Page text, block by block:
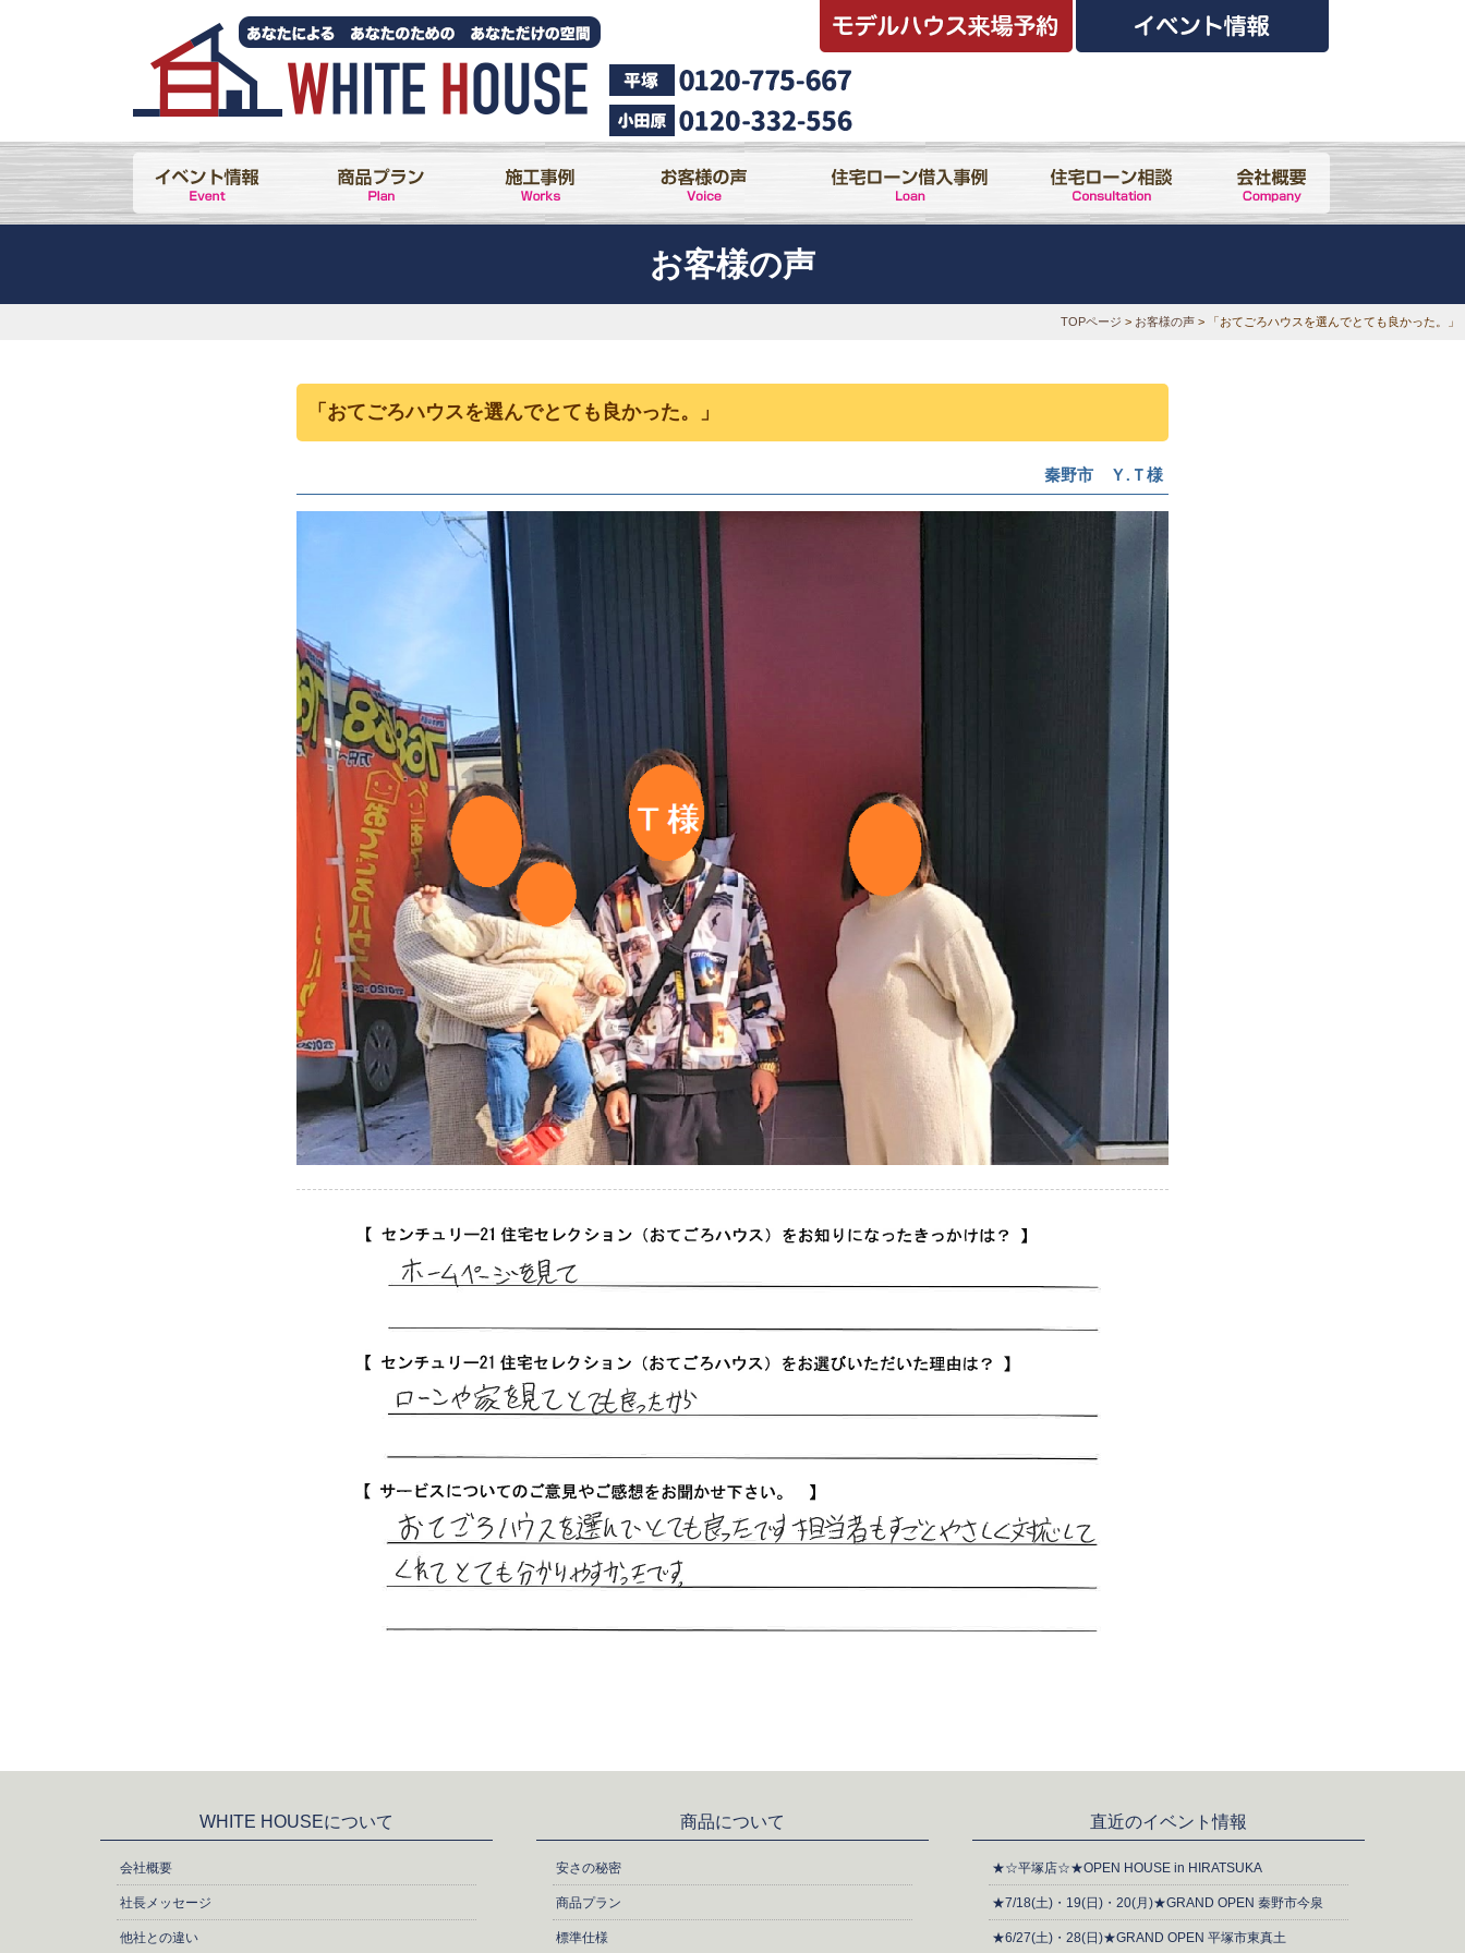
お客様の声
TOPページ > お客様の声 > 「おてごろハウスを選んでとても良かった。」
「おてごろハウスを選んでとても良かった。」
秦野市 Ｙ.Ｔ様
WHITE HOUSEについて
会社概要
社長メッセージ
他社との違い
商品について
安さの秘密
商品プラン
標準仕様
直近のイベント情報
★☆平塚店☆★OPEN HOUSE in HIRATSUKA
★7/18(土)・19(日)・20(月)★GRAND OPEN 秦野市今泉
★6/27(土)・28(日)★GRAND OPEN 平塚市東真土